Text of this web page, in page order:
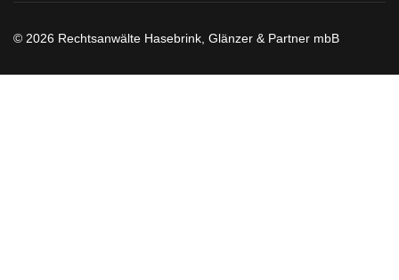
© 2026 Rechtsanwälte Hasebrink, Glänzer & Partner mbB